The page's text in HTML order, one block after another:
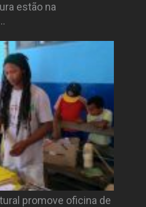
estão na
promove oficina de